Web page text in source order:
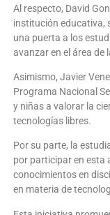
Al respecto, David
institución educativa,
una puerta a los
avanzar en el área de
Asimismo, Javier
Programa Nacional
y niñas a valorar la
tecnologías libres.
Por su parte, la
por participar en esta
conocimientos en
en materia de